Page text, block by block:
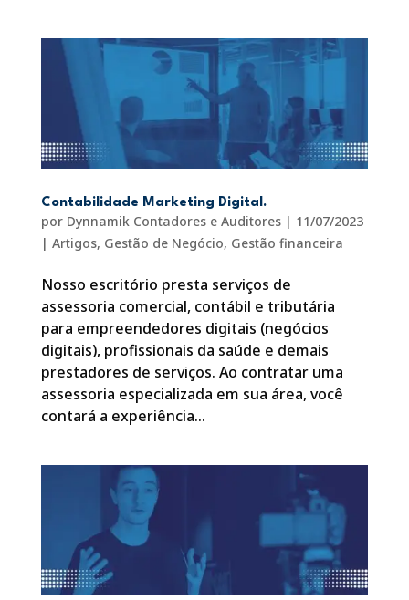
Contabilidade Marketing Digital.
por Dynnamik Contadores e Auditores| 11/07/2023
| Artigos, Gestão de Negócio, Gestão financeira
Nosso escritório presta serviços de
assessoria comercial, contábil e tributária
para empreendedores digitais (negócios
digitais), profissionais da saúde e demais
prestadores de serviços. Ao contratar uma
assessoria especializada em sua área, você
contará a experiência...